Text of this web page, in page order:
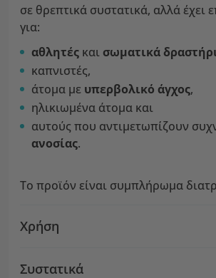
σε θρεπτικά συστατικά, αλλά έχει
για:
αθλητές και σωματικά
καπνιστές,
άτομα με υπερβολικό άγχος,
ηλικιωμένα άτομα και
αυτούς που αντιμετωπίζουν
ανοσίας.
Το προϊόν είναι συμπλήρωμα
Χρήση
Συστατικά